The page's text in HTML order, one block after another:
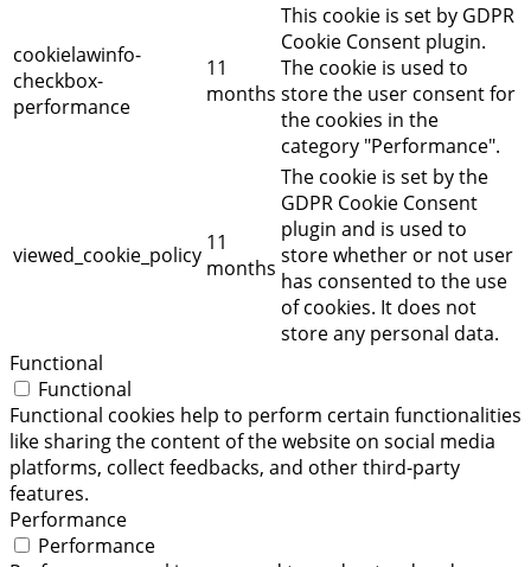
cookielawinfo-
checkbox-
performance
11
months
This cookie is set by GDPR
Cookie Consent plugin.
The cookie is used to
store the user consent for
the cookies in the
category "Performance".
viewed_cookie_policy 11
months
The cookie is set by the
GDPR Cookie Consent
plugin and is used to
store whether or not user
has consented to the use
of cookies. It does not
store any personal data.
Functional
Functional
Functional cookies help to perform certain functionalities
like sharing the content of the website on social media
platforms, collect feedbacks, and other third-party
features.
Performance
Performance